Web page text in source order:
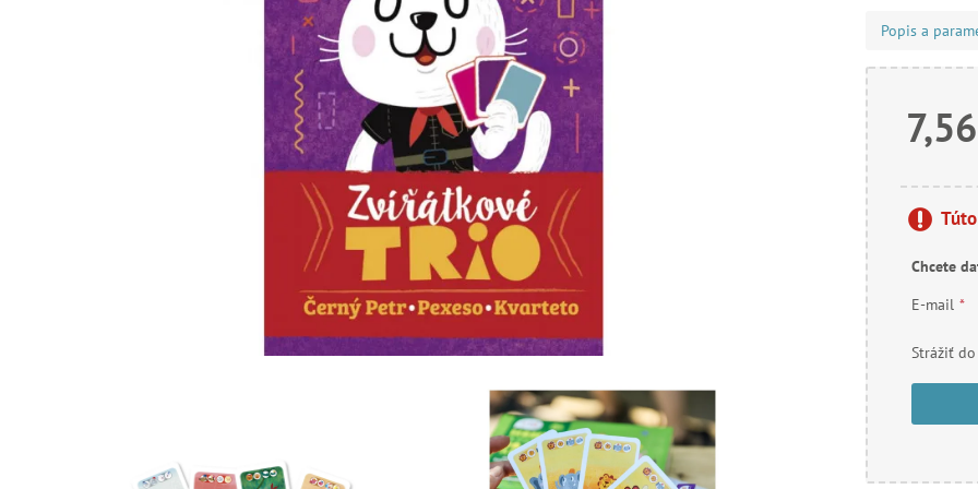
Popis a
Chcete
E-mail *
Strážiť do